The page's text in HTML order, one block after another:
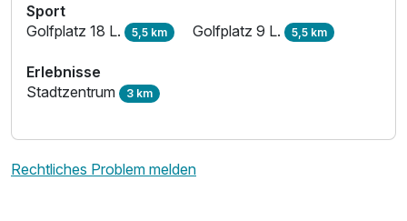
Sport
Golfplatz 18 L. 5,5 km Golfplatz 9 L. 5,5 km
Erlebnisse
Stadtzentrum 3 km
Rechtliches Problem melden